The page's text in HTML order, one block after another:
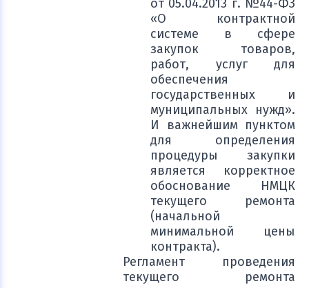
от 05.04.2013 г. №44-ФЗ
«О контрактной
системе в сфере
закупок товаров,
работ, услуг для
обеспечения
государственных и
муниципальных нужд».
И важнейшим пунктом
для определения
процедуры закупки
является корректное
обоснование НМЦК
текущего ремонта
(начальной
минимальной цены
контракта).
Регламент проведения
текущего ремонта